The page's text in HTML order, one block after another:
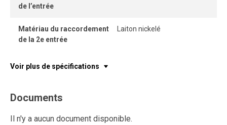
de l’entrée
Matériau du raccordement
de la 2e entrée
Laiton nickelé
Voir plus de spécifications
Documents
Il n'y a aucun document disponible.